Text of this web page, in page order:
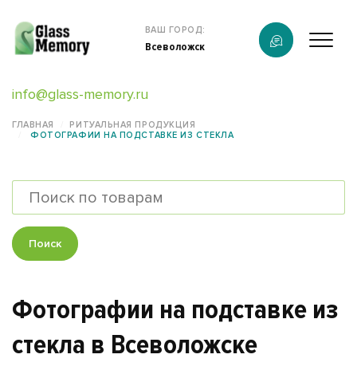
info@glass-memory.ru
ВАШ ГОРОД:
Всеволожск
Продукция
Калькулятор
Конструктор памятников
Контакты
ГЛАВНАЯ
РИТУАЛЬНАЯ ПРОДУКЦИЯ
ФОТОГРАФИИ НА ПОДСТАВКЕ ИЗ СТЕКЛА
Поиск
Фотографии на подставке из
стекла в Всеволожске